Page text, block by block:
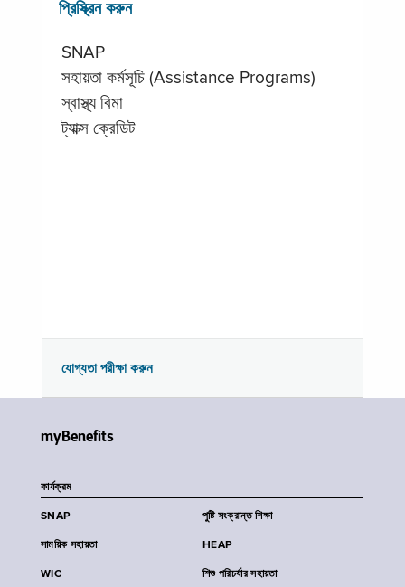
প্রিস্ক্রিন করুন
SNAP
সহায়তা কর্মসূচি (Assistance Programs)
স্বাস্থ্য বিমা
ট্যাক্স ক্রেডিট
যোগ্যতা পরীক্ষা করুন
myBenefits
কার্যক্রম
SNAP পুষ্টি সংক্রান্ত শিক্ষা
সাময়িক সহায়তা HEAP
WIC শিশু পরিচর্যার সহায়তা